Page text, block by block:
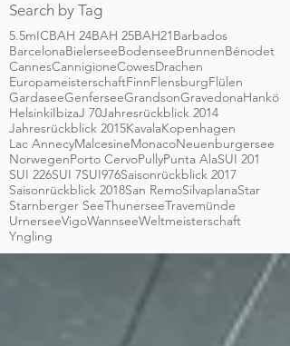
Search by Tag
5.5mICBAH 24BAH 25BAH21Barbados
BarcelonaBielerseeBodenseeBrunnenBénodet
CannesCannigioneCowesDrachen
EuropameisterschaftFinnFlensburgFlülen
GardaseeGenferseeGrandsonGravedonaHankö
HelsinkiIbizaJ 70Jahresrückblick 2014
Jahresrückblick 2015KavalaKopenhagen
Lac AnnecyMalcesineMonacoNeuenburgersee
NorwegenPorto CervoPullyPunta AlaSUI 201
SUI 226SUI 7SUI976Saisonrückblick 2017
Saisonrückblick 2018San RemoSilvaplanaStar
Starnberger SeeThunerseeTravemünde
UrnerseeVigoWannseeWeltmeisterschaft
Yngling